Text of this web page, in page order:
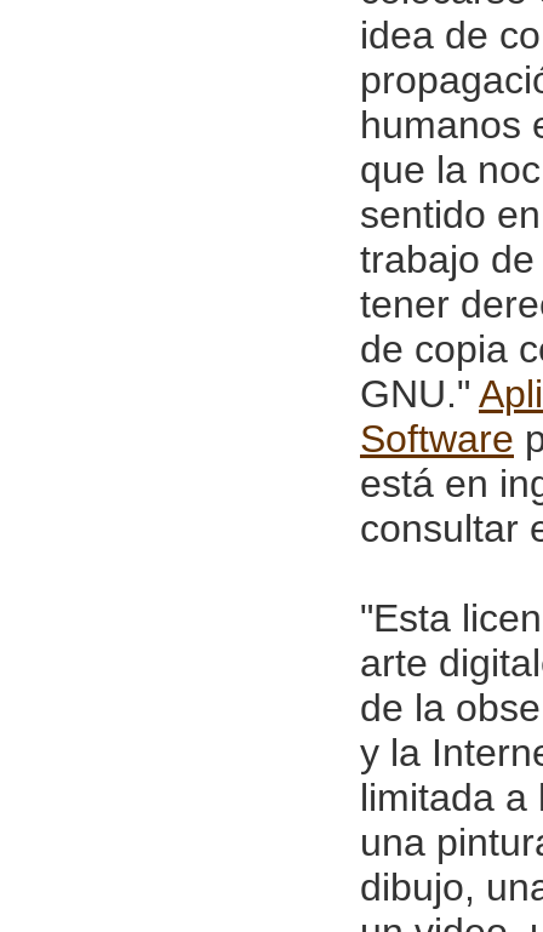
idea de
humanos
que la
sentido
trabajo
tener
de copia
GNU."
Software
está en
consultar
"Esta
arte
de la
y la
limitada a
una
dibujo,